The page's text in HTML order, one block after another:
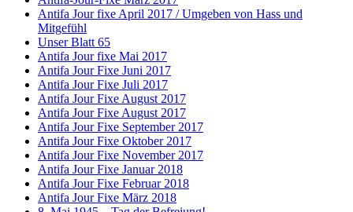
Antifa Jour fixe April 2017 / Umgeben von Hass und
Mitgefühl
Unser Blatt 65
Antifa Jour fixe Mai 2017
Antifa Jour Fixe Juni 2017
Antifa Jour Fixe Juli 2017
Antifa Jour Fixe August 2017
Antifa Jour Fixe August 2017
Antifa Jour Fixe September 2017
Antifa Jour Fixe Oktober 2017
Antifa Jour Fixe November 2017
Antifa Jour Fixe Januar 2018
Antifa Jour Fixe Februar 2018
Antifa Jour Fixe März 2018